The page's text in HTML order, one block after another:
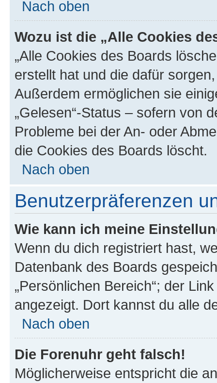
Nach oben
Wozu ist die „Alle Cookies
„Alle Cookies des Boards
erstellt hat und die dafür
Außerdem ermöglichen sie
„Gelesen“-Status – sofern von
Probleme bei der An- oder
die Cookies des Boards löscht.
Nach oben
Benutzerpräferenzen
Wie kann ich meine
Wenn du dich registriert hast,
Datenbank des Boards
„Persönlichen Bereich“; der
angezeigt. Dort kannst du alle
Nach oben
Die Forenuhr geht falsch!
Möglicherweise entspricht die